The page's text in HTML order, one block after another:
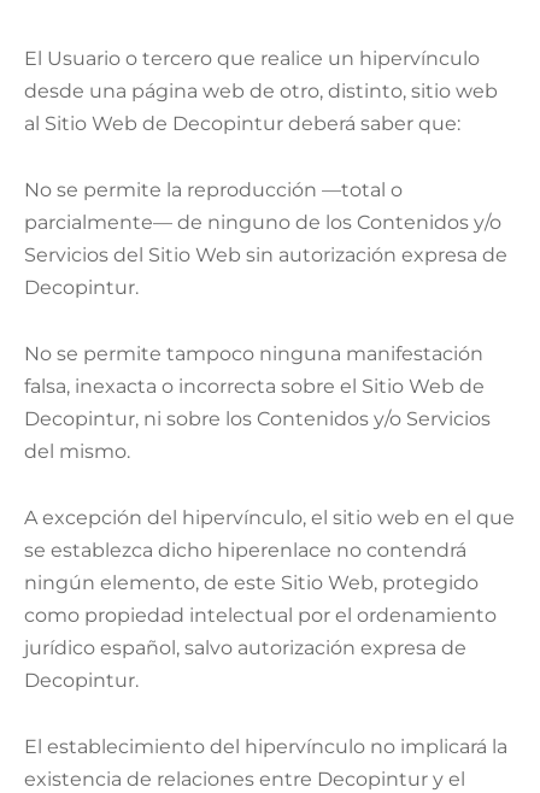
El Usuario o tercero que realice un hipervínculo
desde una página web de otro, distinto, sitio web
al Sitio Web de Decopintur deberá saber que:
No se permite la reproducción —total o
parcialmente— de ninguno de los Contenidos y/o
Servicios del Sitio Web sin autorización expresa de
Decopintur.
No se permite tampoco ninguna manifestación
falsa, inexacta o incorrecta sobre el Sitio Web de
Decopintur, ni sobre los Contenidos y/o Servicios
del mismo.
A excepción del hipervínculo, el sitio web en el que
se establezca dicho hiperenlace no contendrá
ningún elemento, de este Sitio Web, protegido
como propiedad intelectual por el ordenamiento
jurídico español, salvo autorización expresa de
Decopintur.
El establecimiento del hipervínculo no implicará la
existencia de relaciones entre Decopintur y el